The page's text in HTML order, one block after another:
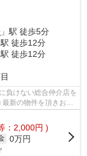
」駅 徒歩5分
駅 徒歩12分
駅 徒歩12分
負けない総合仲介店を
新の物件を頂きお客
：2,000円 )
0万円